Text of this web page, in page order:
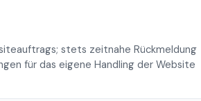
stets zeitnahe Rückmeldung
für das eigene Handling der Website